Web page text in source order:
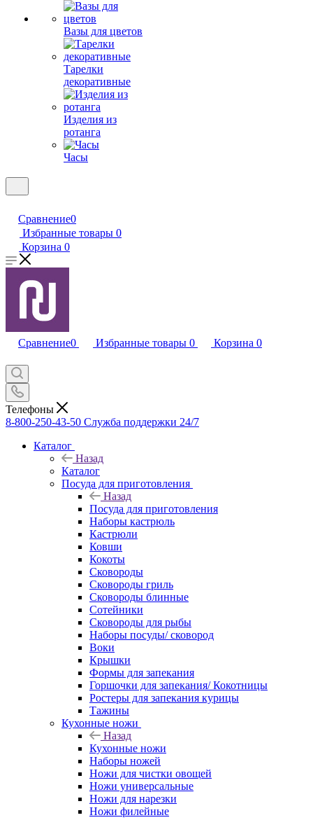
Вазы для цветов
Тарелки
декоративные
Изделия из
ротанга
Часы
Сравнение0
Избранные товары 0
Корзина 0
Сравнение0 Избранные товары 0 Корзина 0
Телефоны
8-800-250-43-50 Служба поддержки 24/7
Каталог
Назад
Каталог
Посуда для приготовления
Назад
Посуда для приготовления
Наборы кастрюль
Кастрюли
Ковши
Кокоты
Сковороды
Сковороды гриль
Сковороды блинные
Сотейники
Сковороды для рыбы
Наборы посуды/ сковород
Воки
Крышки
Формы для запекания
Горшочки для запекания/ Кокотницы
Ростеры для запекания курицы
Тажины
Кухонные ножи
Назад
Кухонные ножи
Наборы ножей
Ножи для чистки овощей
Ножи универсальные
Ножи для нарезки
Ножи филейные